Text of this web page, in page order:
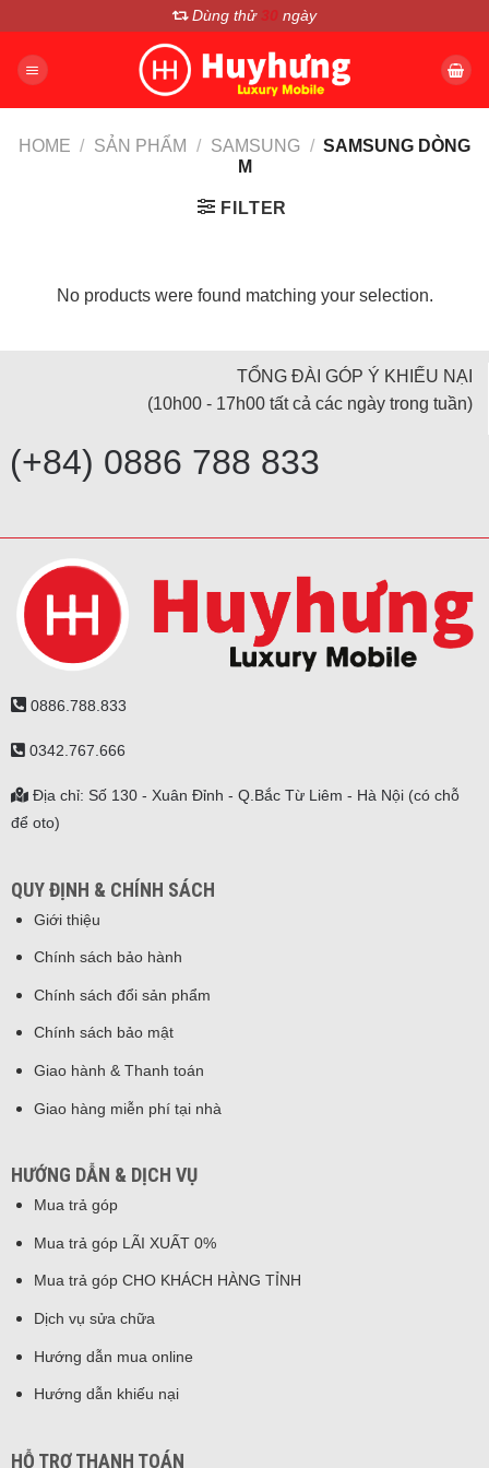
nội
Dùng thử 30 ngày
HOME / SẢN PHẨM / SAMSUNG / SAMSUNG DÒNG
M
FILTER
No products were found matching your selection.
TỔNG ĐÀI GÓP Ý KHIẾU NẠI
(10h00 - 17h00 tất cả các ngày trong tuần)
(+84) 0886 788 833
0886.788.833
0342.767.666
Địa chỉ: Số 130 - Xuân Đỉnh - Q.Bắc Từ Liêm - Hà Nội (có chỗ
để oto)
QUY ĐỊNH & CHÍNH SÁCH
Giới thiệu
Chính sách bảo hành
Chính sách đổi sản phẩm
Chính sách bảo mật
Giao hành & Thanh toán
Giao hàng miễn phí tại nhà
HƯỚNG DẪN & DỊCH VỤ
Mua trả góp
Mua trả góp LÃI XUẤT 0%
Mua trả góp CHO KHÁCH HÀNG TỈNH
Dịch vụ sửa chữa
Hướng dẫn mua online
Hướng dẫn khiếu nại
HỖ TRỢ THANH TOÁN